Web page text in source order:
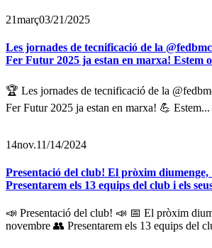
21març03/21/2025
Les jornades de tecnificació de la
Fer Futur 2025 ja estan en marxa! Estem
🏆 Les jornades de tecnificació de la
Fer Futur 2025 ja estan en marxa! 💪 Estem...
14nov.11/14/2024
Presentació del club! El pròxim diumenge,
Presentarem els 13 equips del club i els
📣 Presentació del club! 📣 📅 El pròxim
novembre 👥 Presentarem els 13 equips del